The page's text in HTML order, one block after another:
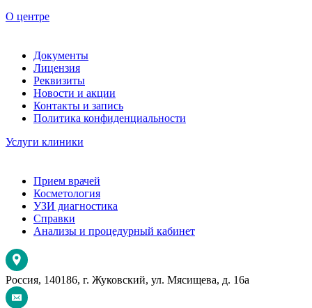
О центре
Документы
Лицензия
Реквизиты
Новости и акции
Контакты и запись
Политика конфиденциальности
Услуги клиники
Прием врачей
Косметология
УЗИ диагностика
Справки
Анализы и процедурный кабинет
Россия, 140186, г. Жуковский, ул. Мясищева, д. 16а